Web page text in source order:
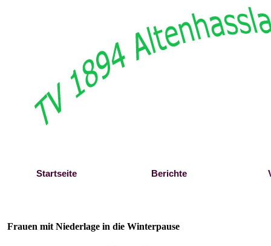
Startseite Berichte
Frauen mit Niederlage in die Winterpause